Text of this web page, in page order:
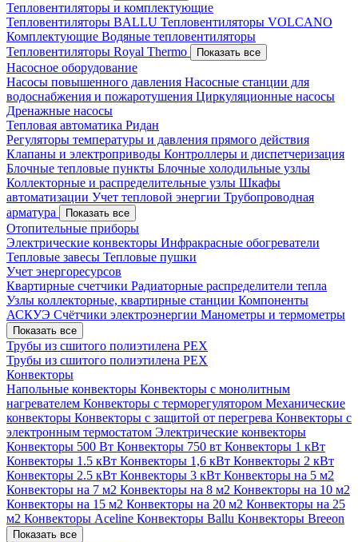
Тепловентиляторы и комплектующие
Тепловентиляторы BALLU Тепловентиляторы VOLCANO
Комплектующие Водяные тепловентиляторы
Тепловентиляторы Royal Thermo
Показать все
Насосное оборудование
Насосы повышенного давления Насосные станции для
водоснабжения и пожаротушения Циркуляционные насосы
Дренажные насосы
Тепловая автоматика Ридан
Регуляторы температуры и давления прямого действия
Клапаны и электроприводы Контроллеры и диспетчеризация
Блочные тепловые пункты Блочные холодильные узлы
Коллекторные и распределительные узлы Шкафы
автоматизации Учет тепловой энергии Трубопроводная
арматура
Показать все
Отопительные приборы
Электрические конвекторы Инфракрасные обогреватели
Тепловые завесы Тепловые пушки
Учет энергоресурсов
Квартирные счетчики Радиаторные распределители тепла
Узлы коллекторные, квартирные станции Компоненты
АСКУЭ Счётчики электроэнергии Манометры и термометры
Показать все
Трубы из сшитого полиэтилена PEX
Трубы из сшитого полиэтилена PEX
Конвекторы
Напольные конвекторы Конвекторы с монолитным
нагревателем Конвекторы с терморегулятором Механические
конвекторы Конвекторы с защитой от перегрева Конвекторы с
электронным термостатом Электрические конвекторы
Конвекторы 500 Вт Конвекторы 750 вт Конвекторы 1 кВт
Конвекторы 1.5 кВт Конвекторы 1,6 кВт Конвекторы 2 кВт
Конвекторы 2.5 кВт Конвекторы 3 кВт Конвекторы на 5 м2
Конвекторы на 7 м2 Конвекторы на 8 м2 Конвекторы на 10 м2
Конвекторы на 15 м2 Конвекторы на 20 м2 Конвекторы на 25
м2 Конвекторы Aceline Конвекторы Ballu Конвекторы Breeon
Показать все